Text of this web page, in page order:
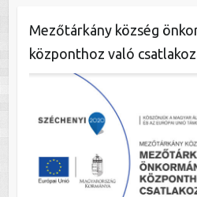
Mezőtárkány község
központhoz való